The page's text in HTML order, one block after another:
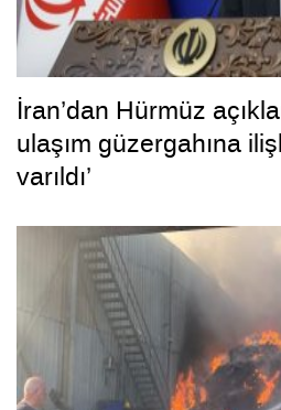
İran’dan Hürmüz
ulaşım güzergahına
varıldı’